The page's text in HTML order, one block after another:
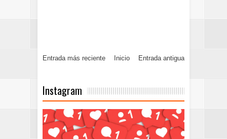
Entrada más reciente Entrada antigua
Inicio
Instagram